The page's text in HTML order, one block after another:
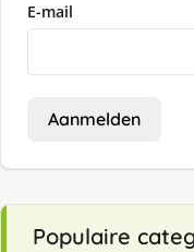
E-mail
Aanmelden
Populaire